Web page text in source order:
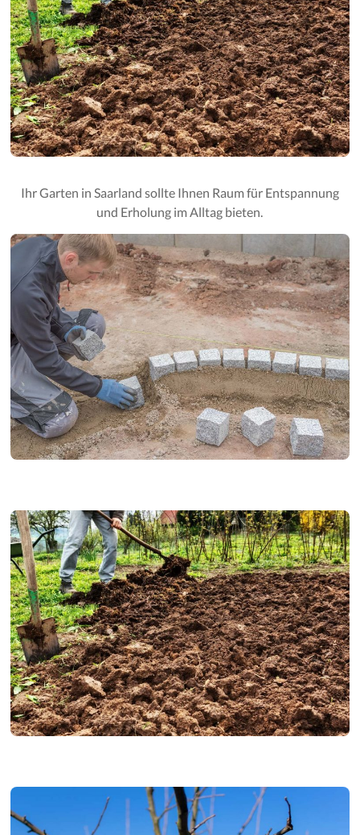
Ihr Garten in Saarland sollte Ihnen Raum für Entspannung
und Erholung im Alltag bieten.